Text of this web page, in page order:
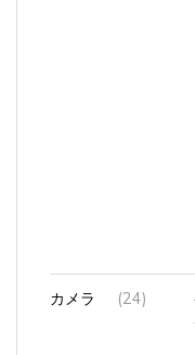
カメラ (24)